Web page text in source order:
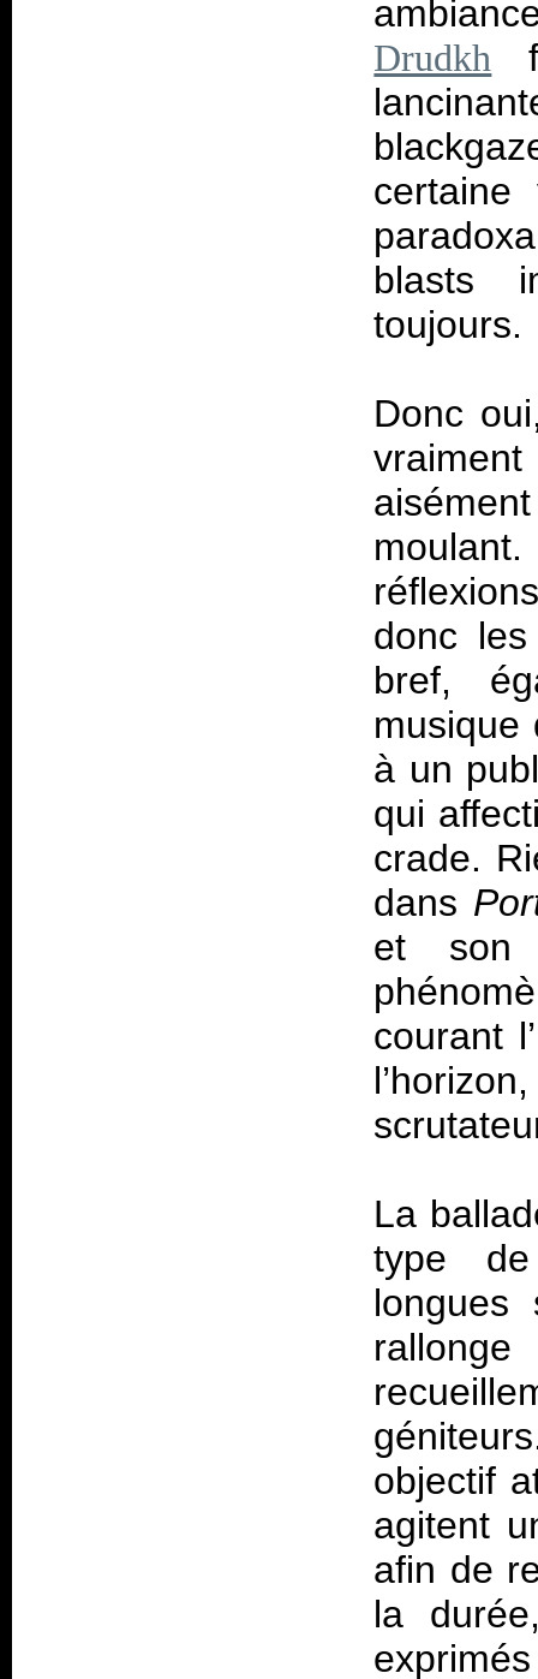
Drudkh
certaine
blasts
toujours.
Donc
donc
bref,
musique
à un
qui
crade.
dans
et son
courant
La
type
objectif
agitent
afin de
la